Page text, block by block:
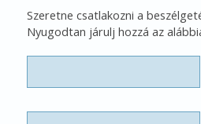
Szeretne csatlakozni a
Nyugodtan járulj hozzá az